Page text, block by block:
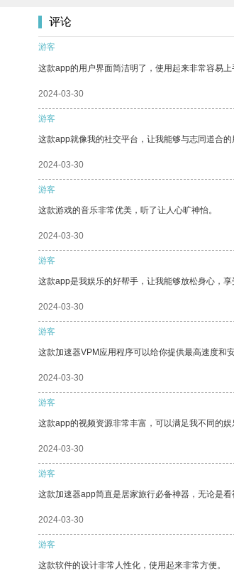
评论
游客
这款app的用户界面简洁明了，使用起来非常容易
2024-03-30
游客
这款app就像我的社交平台，让我能够与志同道合的
2024-03-30
游客
这款游戏的音乐非常优美，听了让人心旷神怡。
2024-03-30
游客
这款app是我娱乐的好帮手，让我能够放松身心，享
2024-03-30
游客
这款加速器VPM应用程序可以给你提供最高速度和
2024-03-30
游客
这款app的视频资源非常丰富，可以满足我不同的娱
2024-03-30
游客
这款加速器app简直是居家旅行必备神器，无论是
2024-03-30
游客
这款软件的设计非常人性化，使用起来非常方便。